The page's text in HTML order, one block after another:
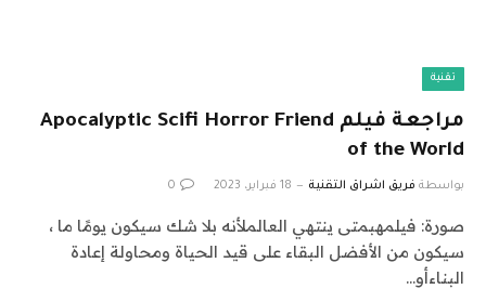
تقنية
مراجعة فيلم Apocalyptic Scifi Horror Friend
of the World
بواسطة فريق اشراق التقنية 18 فبراير، 2023 0
صورة: فيلمهبمتى ينتهي العالملأنه بلا شك سيكون يومًا ما ،
سيكون من الأفضل البقاء على قيد الحياة ومحاولة إعادة
البناءأو…